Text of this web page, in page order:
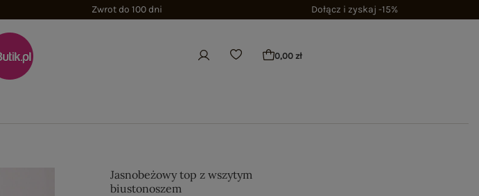
Zwrot do 100 dni Dołącz i zyskaj -15%
0,00 zł
Jasnobeżowy top z wszytym
biustonoszem